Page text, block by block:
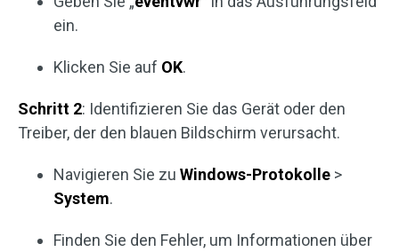
ein.
Klicken Sie auf OK.
Schritt 2: Identifizieren Sie das Gerät oder den
Treiber, der den blauen Bildschirm verursacht.
Navigieren Sie zu Windows-Protokolle >
System.
Finden Sie den Fehler, um Informationen über